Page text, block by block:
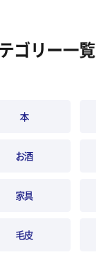
ゴリー一覧
本
お酒
家具
毛皮